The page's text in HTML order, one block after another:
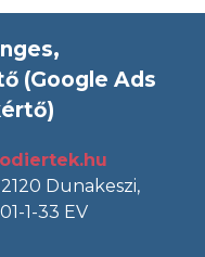
(Google Ads
Dunakeszi,
1-33 EV